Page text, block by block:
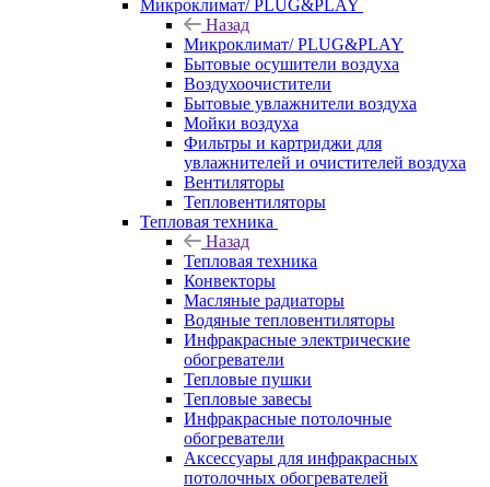
Микроклимат/ PLUG&PLAY
Назад
Микроклимат/ PLUG&PLAY
Бытовые осушители воздуха
Воздухоочистители
Бытовые увлажнители воздуха
Мойки воздуха
Фильтры и картриджи для
увлажнителей и очистителей воздуха
Вентиляторы
Тепловентиляторы
Тепловая техника
Назад
Тепловая техника
Конвекторы
Масляные радиаторы
Водяные тепловентиляторы
Инфракрасные электрические
обогреватели
Тепловые пушки
Тепловые завесы
Инфракрасные потолочные
обогреватели
Аксессуары для инфракрасных
потолочных обогревателей